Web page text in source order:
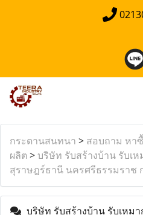
กระดานสนทนา > สอบถาม หา
ผลิต >บริษัท รับสร้างบ้าน รับเ
สุราษฎร์ธานี นครศรีธรรมราช
บริษัท รับสร้างบ้าน รับเหม